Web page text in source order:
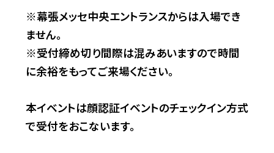
※幕張メッセ中央エントランスからは入場でき
ません。​
※受付締め切り間際は混みあいますので時間
に余裕をもってご来場ください。​
本イベントは顔認証イベントのチェックイン方式
で受付をおこないます。